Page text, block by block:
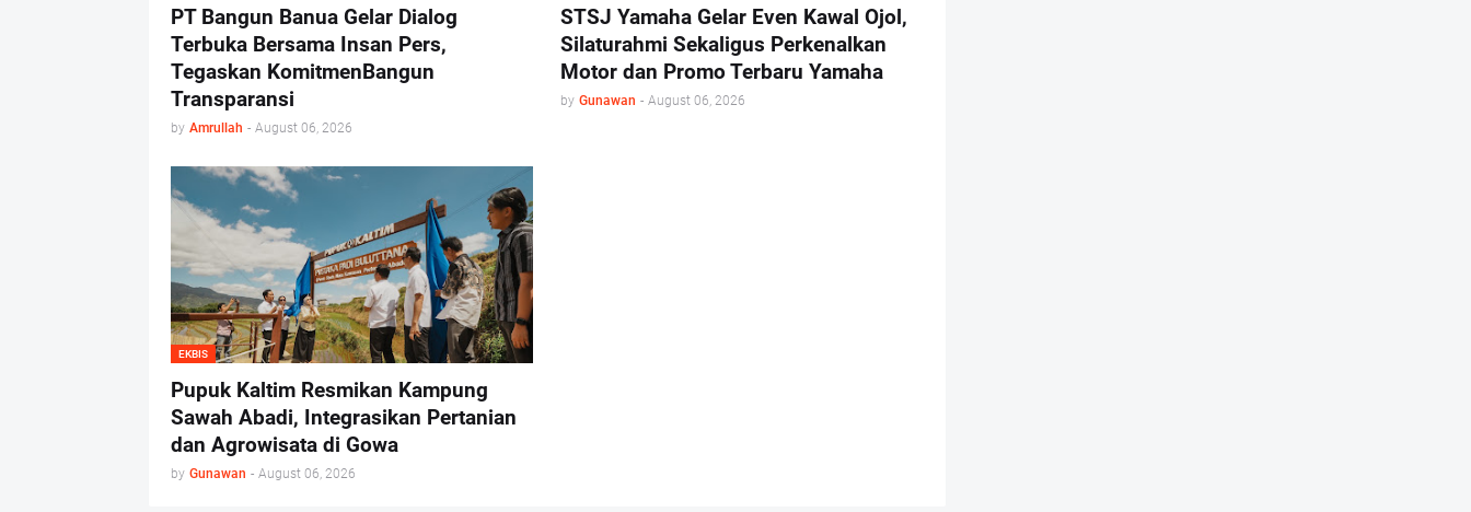
PT Bangun Banua Gelar Dialog
Terbuka Bersama Insan Pers,
Tegaskan KomitmenBangun
Transparansi
by Amrullah - August 06, 2026
STSJ Yamaha Gelar Even Kawal Ojol,
Silaturahmi Sekaligus Perkenalkan
Motor dan Promo Terbaru Yamaha
by Gunawan - August 06, 2026
EKBIS
Pupuk Kaltim Resmikan Kampung
Sawah Abadi, Integrasikan Pertanian
dan Agrowisata di Gowa
by Gunawan - August 06, 2026